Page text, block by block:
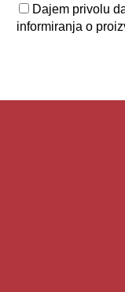
Dajem privolu
informiranja o